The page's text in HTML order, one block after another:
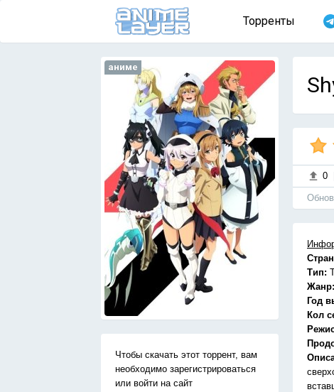
Торренты
аниме
Чтобы скачать этот торрент, вам
необходимо зарегистрироваться
или войти на сайт
0
Тип:
Жанр:
Год
Кол